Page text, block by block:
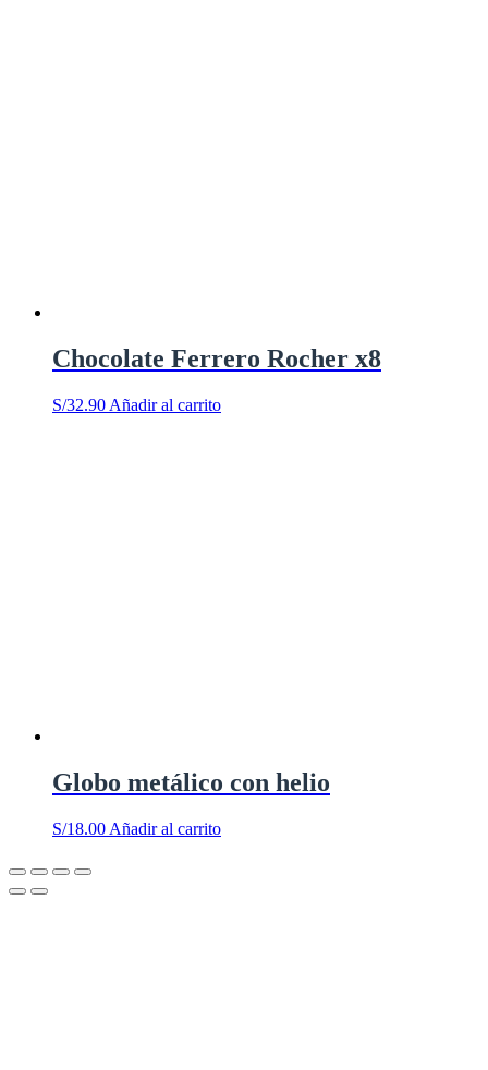
Chocolate Ferrero Rocher x8
S/32.90 Añadir al carrito
Globo metálico con helio
S/18.00 Añadir al carrito